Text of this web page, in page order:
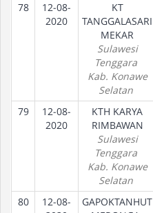
78
12-08-
2020
KT
TANGGALASARI
MEKAR
Sulawesi
Tenggara
Kab. Konawe
Selatan
79
12-08-
2020
KTH KARYA
RIMBAWAN
Sulawesi
Tenggara
Kab. Konawe
Selatan
80
12-08-
GAPOKTANHUT